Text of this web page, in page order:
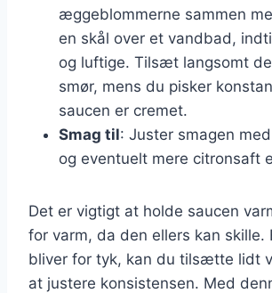
æggeblommerne sammen
en skål over et vandbad,
og luftige. Tilsæt langsomt
smør, mens du pisker
saucen er cremet.
Smag til: Juster smagen
og eventuelt mere citronsaft
Det er vigtigt at holde saucen
for varm, da den ellers kan skille.
bliver for tyk, kan du tilsætte lidt
at justere konsistensen. Med